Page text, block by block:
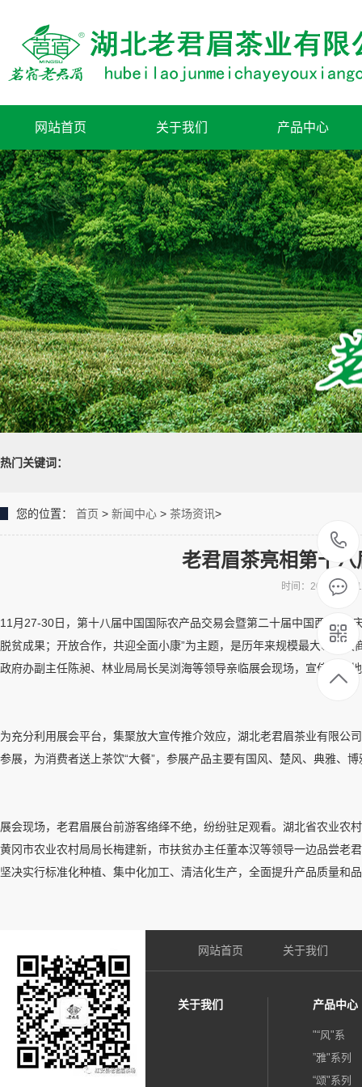
网站首页 关于我们 产品中心
热门关键词：
您的位置： 首页 > 新闻中心 > 茶场资讯>
老君眉茶亮相第十
时间：2020-12-
11月27-30日，第十八届中国国际农产品交易会暨第二十届中国西部(重
脱贫成果；开放合作，共迎全面小康”为主题，是历年来规模最大、参
政府办副主任陈昶、林业局局长吴浏海等领导亲临展会现场，宣传红安
为充分利用展会平台，集聚放大宣传推介效应，湖北老君眉茶业有限公
参展，为消费者送上茶饮“大餐”，参展产品主要有国风、楚风、典雅、
展会现场，老君眉展台前游客络绎不绝，纷纷驻足观看。湖北省农业农
黄冈市农业农村局局长梅建新，市扶贫办主任董本汉等领导一边品尝老
坚决实行标准化种植、集中化加工、清洁化生产，全面提升产品质量和
网站首页 关于我们
关于我们 产品中心
"“风"系
”雅"系列
“颂"系列